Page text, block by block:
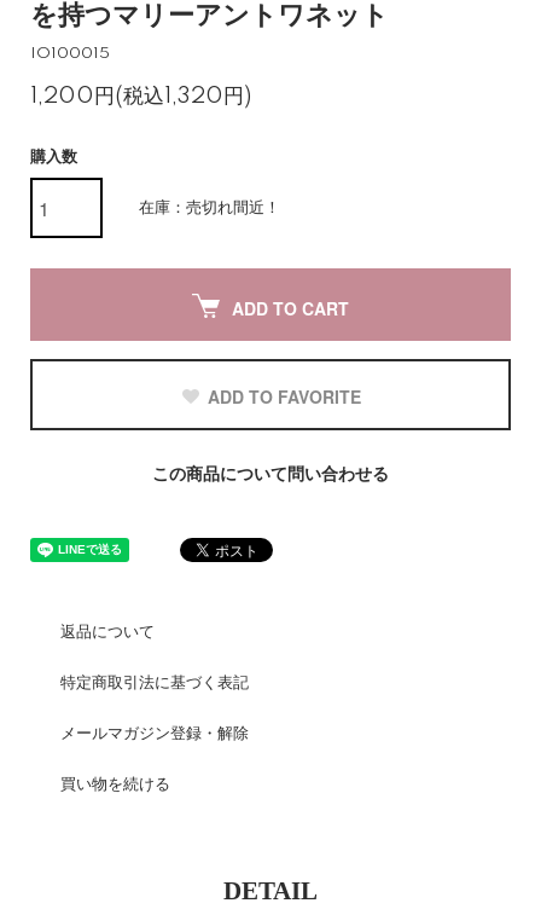
を持つマリーアントワネット
IO100015
1,200円(税込1,320円)
購入数
在庫：売切れ間近！
ADD TO CART
ADD TO FAVORITE
この商品について問い合わせる
返品について
特定商取引法に基づく表記
メールマガジン登録・解除
買い物を続ける
DETAIL